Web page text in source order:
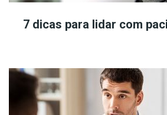
7 dicas para lidar com